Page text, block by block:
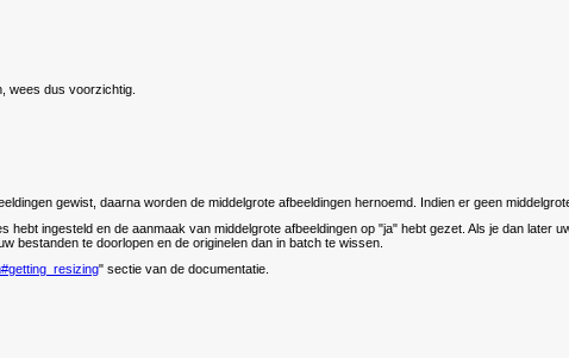
wees dus voorzichtig.
gewist, daarna worden de middelgrote afbeeldingen hernoemd. Indien er geen
ingesteld en de aanmaak van middelgrote afbeeldingen op "ja" hebt gezet. Als je dan later
bestanden te doorlopen en de originelen dan in batch te wissen.
" sectie van de documentatie.